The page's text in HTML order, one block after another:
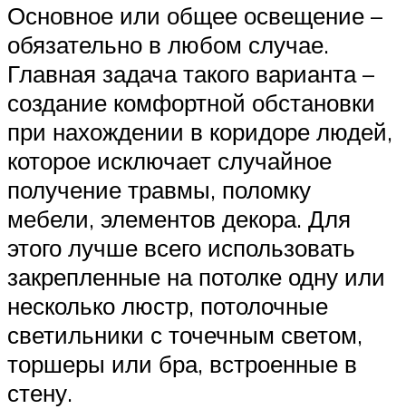
Основное или общее освещение –
обязательно в любом случае.
Главная задача такого варианта –
создание комфортной обстановки
при нахождении в коридоре людей,
которое исключает случайное
получение травмы, поломку
мебели, элементов декора. Для
этого лучше всего использовать
закрепленные на потолке одну или
несколько люстр, потолочные
светильники с точечным светом,
торшеры или бра, встроенные в
стену.